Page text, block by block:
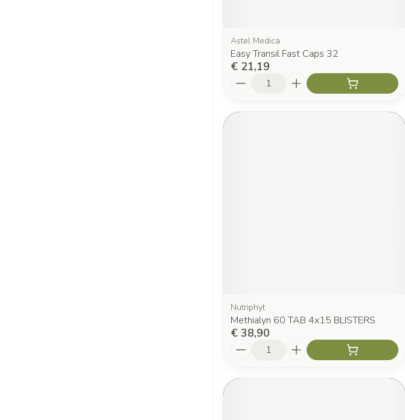
Astel Medica
Easy Transil Fast Caps 32
€ 21,19
Nutriphyt
Methialyn 60 TAB 4x15 BLISTERS
€ 38,90